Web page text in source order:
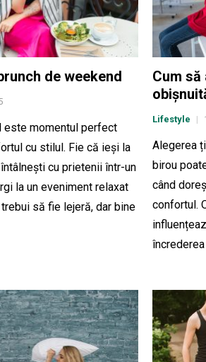
de weekend
este momentul perfect
cu stilul. Fie că ieși la
cu prietenii într-un
la un eveniment relaxat
să fie lejeră, dar bine
Cum
Lifestyle
Alegerea
birou
când
confortul.